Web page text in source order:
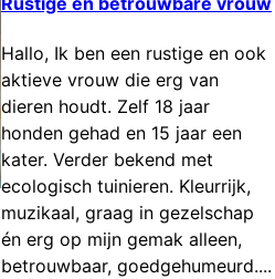
Hallo, Ik ben een rustige en ook
aktieve vrouw die erg van
dieren houdt. Zelf 18 jaar
honden gehad en 15 jaar een
kater. Verder bekend met
ecologisch tuinieren. Kleurrijk,
muzikaal, graag in gezelschap
én erg op mijn gemak alleen,
betrouwbaar, goedgehumeurd....